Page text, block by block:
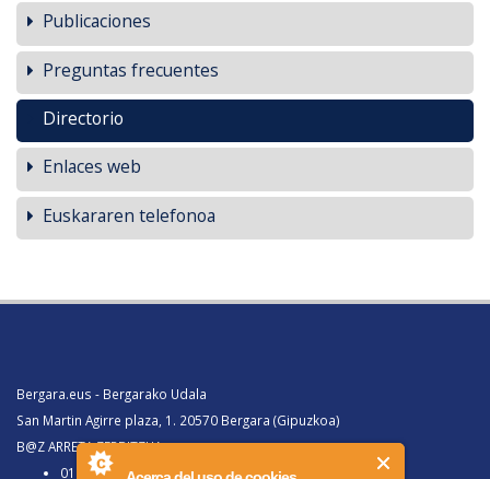
Publicaciones
Preguntas frecuentes
Directorio
Enlaces web
Euskararen telefonoa
Bergara.eus - Bergarako Udala
San Martin Agirre plaza, 1. 20570 Bergara (Gipuzkoa)
B@Z ARRETA ZERBITZUA:
010, Bergaratik deituz gero